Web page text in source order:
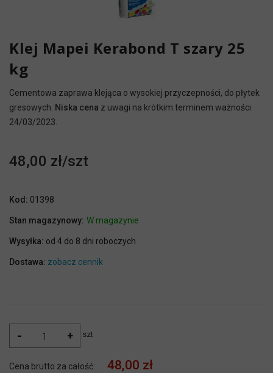
Klej Mapei Kerabond T szary 25
kg
Cementowa zaprawa klejąca o wysokiej przyczepności, do płytek
gresowych. Niska cena z uwagi na krótkim terminem ważności
24/03/2023.
48,00 zł
Kod: 01398
Stan magazynowy: W magazynie
Wysyłka: od 4 do 8 dni roboczych
Dostawa: zobacz cennik
- + szt
Cena brutto za całość: 48,00 zł